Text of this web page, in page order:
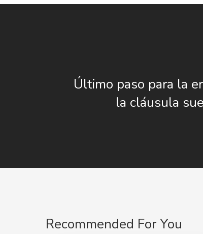
Último paso para la
la cláusula
Recommended For You